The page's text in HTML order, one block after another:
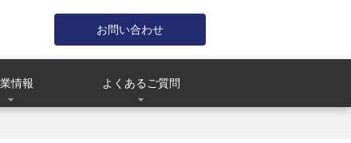
お問い合わせ
情報 よくあるご質問